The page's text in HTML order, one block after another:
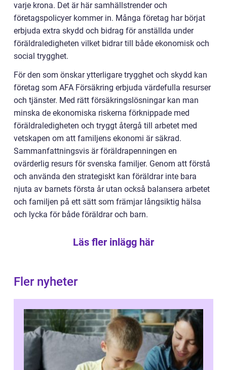
varje krona. Det är här samhällstrender och
företagspolicyer kommer in. Många företag har börjat
erbjuda extra skydd och bidrag för anställda under
föräldraledigheten vilket bidrar till både ekonomisk och
social trygghet.
För den som önskar ytterligare trygghet och skydd kan
företag som AFA Försäkring erbjuda värdefulla resurser
och tjänster. Med rätt försäkringslösningar kan man
minska de ekonomiska riskerna förknippade med
föräldraledigheten och tryggt återgå till arbetet med
vetskapen om att familjens ekonomi är säkrad.
Sammanfattningsvis är föräldrapenningen en
ovärderlig resurs för svenska familjer. Genom att förstå
och använda den strategiskt kan föräldrar inte bara
njuta av barnets första år utan också balansera arbetet
och familjen på ett sätt som främjar långsiktig hälsa
och lycka för både föräldrar och barn.
Läs fler inlägg här
Fler nyheter